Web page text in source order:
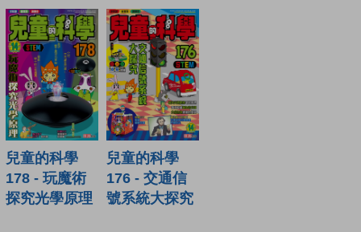
兒童的科學
178 - 玩魔術
探究光學原理
兒童的科學
176 - 交通信
號系統大探究